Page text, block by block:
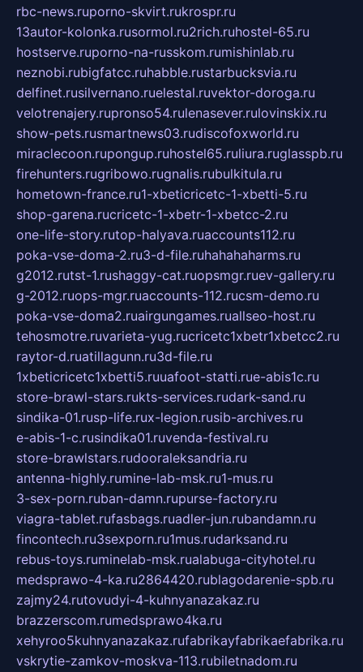
rbc-news.ruporno-skvirt.rukrospr.ru
13autor-kolonka.rusormol.ru2rich.ruhostel-65.ru
hostserve.ruporno-na-russkom.rumishinlab.ru
neznobi.rubigfatcc.ruhabble.rustarbucksvia.ru
delfinet.rusilvernano.ruelestal.ruvektor-doroga.ru
velotrenajery.rupronso54.rulenasever.rulovinskix.ru
show-pets.rusmartnews03.rudiscofoxworld.ru
miraclecoon.rupongup.ruhostel65.ruliura.ruglasspb.ru
firehunters.rugribowo.rugnalis.rubulkitula.ru
hometown-france.ru1-xbeticricetc-1-xbetti-5.ru
shop-garena.rucricetc-1-xbetr-1-xbetcc-2.ru
one-life-story.rutop-halyava.ruaccounts112.ru
poka-vse-doma-2.ru3-d-file.ruhahahaharms.ru
g2012.rutst-1.rushaggy-cat.ruopsmgr.ruev-gallery.ru
g-2012.ruops-mgr.ruaccounts-112.rucsm-demo.ru
poka-vse-doma2.ruairgungames.ruallseo-host.ru
tehosmotre.ruvarieta-yug.rucricetc1xbetr1xbetcc2.ru
raytor-d.ruatillagunn.ru3d-file.ru
1xbeticricetc1xbetti5.ruuafoot-statti.rue-abis1c.ru
store-brawl-stars.rukts-services.rudark-sand.ru
sindika-01.rusp-life.rux-legion.rusib-archives.ru
e-abis-1-c.rusindika01.ruvenda-festival.ru
store-brawlstars.rudooraleksandria.ru
antenna-highly.rumine-lab-msk.ru1-mus.ru
3-sex-porn.ruban-damn.rupurse-factory.ru
viagra-tablet.rufasbags.ruadler-jun.rubandamn.ru
fincontech.ru3sexporn.ru1mus.rudarksand.ru
rebus-toys.ruminelab-msk.rualabuga-cityhotel.ru
medsprawo-4-ka.ru2864420.rublagodarenie-spb.ru
zajmy24.rutovudyi-4-kuhnyanazakaz.ru
brazzerscom.rumedsprawo4ka.ru
xehyroo5kuhnyanazakaz.rufabrikayfabrikaefabrika.ru
vskrytie-zamkov-moskva-113.rubiletnadom.ru